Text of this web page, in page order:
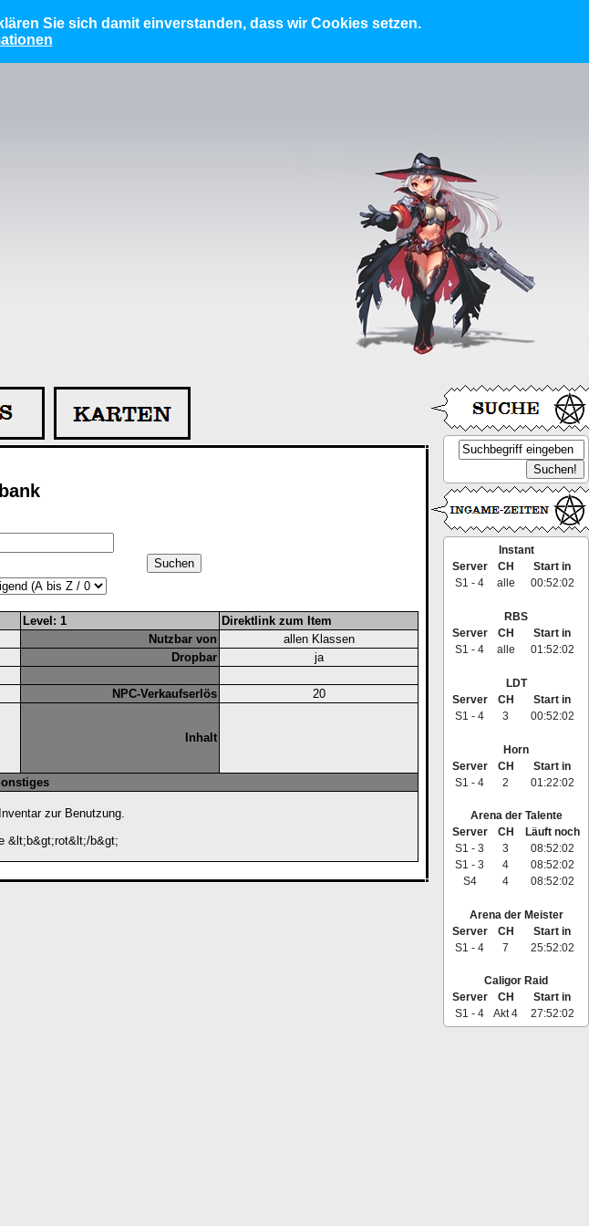
Sie sich damit einverstanden, dass wir Cookies setzen.
Level: 1
Direktlink zum Item
Nutzbar von
allen Klassen
Dropbar
ja
NPC-Verkaufserlös 20
Inhalt
zur Benutzung.
&lt;b&gt;rot&lt;/b&gt;
Instant
Server
CH
Start in
S1 - 4
alle 00:52:02
RBS
Server
CH
Start in
S1 - 4
alle 01:52:02
LDT
Server
CH
Start in
S1 - 4
3 00:52:02
Horn
Server
CH
Start in
S1 - 4
2 01:22:02
Arena der Talente
Server
CH
Läuft noch
S1 - 3
3
08:52:02
S1 - 3
4
08:52:02
S4
4 08:52:02
Arena der Meister
Server
CH
Start in
S1 - 4
7 25:52:02
Caligor Raid
Server
CH
Start in
S1 - 4
Akt 4 27:52:02